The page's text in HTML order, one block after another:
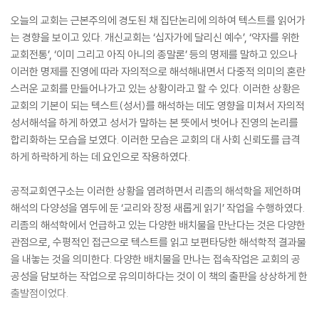
오늘의 교회는 근본주의에 경도된 채 집단논리에 의하여 텍스트를 읽어가
는 경향을 보이고 있다. 개신교회는 ‘십자가에 달리신 예수’, ‘약자를 위한
교회전통’, ‘이미 그리고 아직 아니의 종말론’ 등의 명제를 말하고 있으나
이러한 명제를 진영에 따라 자의적으로 해석해내면서 다중적 의미의 혼란
스러운 교회를 만들어나가고 있는 상황이라고 할 수 있다. 이러한 상황은
교회의 기본이 되는 텍스트(성서)를 해석하는 데도 영향을 미쳐서 자의적
성서해석을 하게 하였고 성서가 말하는 본 뜻에서 벗어나 진영의 논리를
합리화하는 모습을 보였다. 이러한 모습은 교회의 대 사회 신뢰도를 급격
하게 하락하게 하는 데 요인으로 작용하였다.
공적교회연구소는 이러한 상황을 염려하면서 리좀의 해석학을 제언하며
해석의 다양성을 염두에 둔 ‘교리와 장정 새롭게 읽기’ 작업을 수행하였다.
리좀의 해석학에서 언급하고 있는 다양한 배치물을 만난다는 것은 다양한
관점으로, 수평적인 접근으로 텍스트를 읽고 보편타당한 해석학적 결과물
을 내놓는 것을 의미한다. 다양한 배치물을 만나는 접속작업은 교회의 공
공성을 담보하는 작업으로 유의미하다는 것이 이 책의 출판을 상상하게 한
출발점이었다.